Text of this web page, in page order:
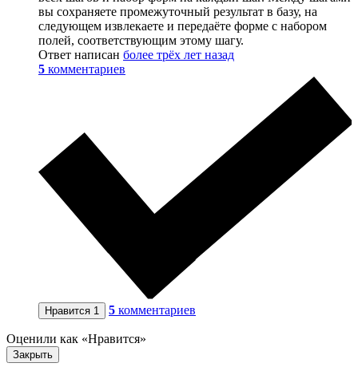
вы сохраняете промежуточный результат в базу, на
следующем извлекаете и передаёте форме с набором
полей, соответствующим этому шагу.
Ответ написан более трёх лет назад
5 комментариев
Нравится 1 5 комментариев
Оценили как «Нравится»
Закрыть